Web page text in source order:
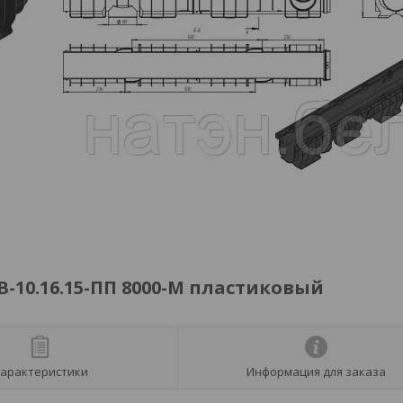
ПП 8000-М пластиковый
Информация для заказа